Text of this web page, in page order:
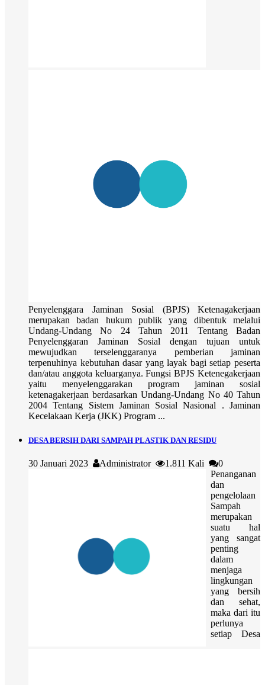
Penyelenggara Jaminan Sosial (BPJS) Ketenagakerjaan
merupakan badan hukum publik yang dibentuk melalui
Undang-Undang No 24 Tahun 2011 Tentang Badan
Penyelenggaran Jaminan Sosial dengan tujuan untuk
mewujudkan terselenggaranya pemberian jaminan
terpenuhinya kebutuhan dasar yang layak bagi setiap peserta
dan/atau anggota keluarganya. Fungsi BPJS Ketenegakerjaan
yaitu menyelenggarakan program jaminan sosial
ketenagakerjaan berdasarkan Undang-Undang No 40 Tahun
2004 Tentang Sistem Jaminan Sosial Nasional . Jaminan
Kecelakaan Kerja (JKK) Program ...
DESA BERSIH DARI SAMPAH PLASTIK DAN RESIDU
30 Januari 2023 Administrator 1.811 Kali
0
Penanganan
dan
pengelolaan
Sampah
merupakan
suatu hal
yang sangat
penting
dalam
menjaga
lingkungan
yang bersih
dan sehat,
maka dari itu
perlunya
setiap Desa